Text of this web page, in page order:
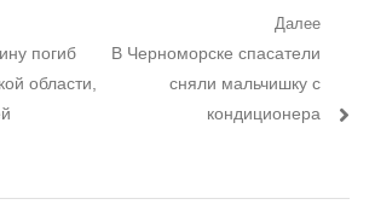
погиб
области,
Далее
Следующий
В Черноморске спасатели
сняли мальчишку с
кондиционера